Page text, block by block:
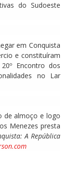
do Sudoeste
em Conquista
e constituíram
Encontro dos
no Lar
de almoço e logo
Menezes presta
A República